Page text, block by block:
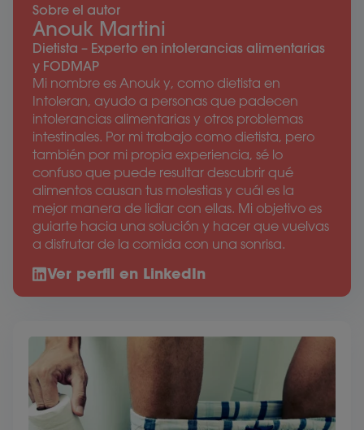
Sobre el autor
Anouk Martini
Dietista – Experto en intolerancias alimentarias
y FODMAP
Mi nombre es Anouk y, como dietista en
Intoleran, ayudo a personas que padecen
intolerancias alimentarias y otros problemas
intestinales. Por mi trabajo como dietista, pero
también por mi propia experiencia, sé lo
confuso que puede resultar descubrir qué
alimentos causan tus molestias y cuál es la
mejor manera de lidiar con ellas. Mi objetivo es
guiarte hacia una solución y hacer que vuelvas
a disfrutar de la comida con una sonrisa.
Ver perfil en LinkedIn